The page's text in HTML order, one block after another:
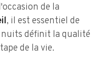
de la
, il est essentiel de
nuits définit la qualité
de la vie.